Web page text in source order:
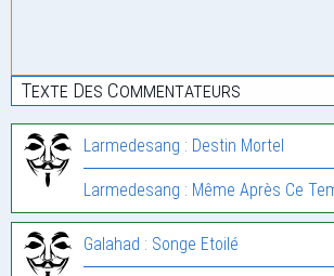
Texte Des Commentateurs
Larmedesang : Destin Mortel
Larmedesang : Même Après Ce
Galahad : Songe Etoilé